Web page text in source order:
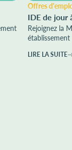
Offres
IDE de jour
Rejoignez la
LIRE LA SUITE